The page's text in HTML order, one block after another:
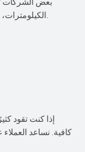
بعض الشركات
الكيلومترات، وبعد ذلك تفرض رسومًا إضافية على كل كيلومتر زائد.
إذا كنت تقود
كافية. نساعد